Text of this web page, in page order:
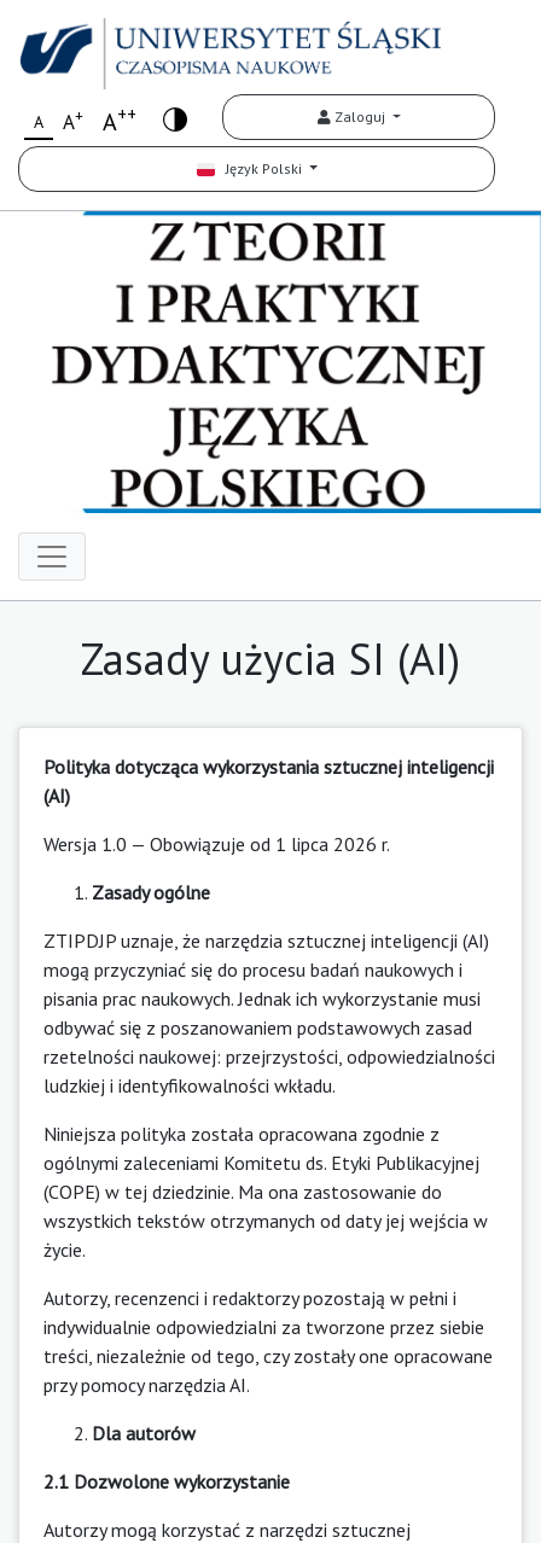
A A+ A++ Zaloguj
Język Polski
Zasady użycia SI (AI)
Polityka dotycząca wykorzystania sztucznej inteligencji
(AI)
Wersja 1.0 — Obowiązuje od 1 lipca 2026 r.
Zasady ogólne
ZTIPDJP uznaje, że narzędzia sztucznej inteligencji (AI)
mogą przyczyniać się do procesu badań naukowych i
pisania prac naukowych. Jednak ich wykorzystanie musi
odbywać się z poszanowaniem podstawowych zasad
rzetelności naukowej: przejrzystości, odpowiedzialności
ludzkiej i identyfikowalności wkładu.
Niniejsza polityka została opracowana zgodnie z
ogólnymi zaleceniami Komitetu ds. Etyki Publikacyjnej
(COPE) w tej dziedzinie. Ma ona zastosowanie do
wszystkich tekstów otrzymanych od daty jej wejścia w
życie.
Autorzy, recenzenci i redaktorzy pozostają w pełni i
indywidualnie odpowiedzialni za tworzone przez siebie
treści, niezależnie od tego, czy zostały one opracowane
przy pomocy narzędzia AI.
Dla autorów
2.1 Dozwolone wykorzystanie
Autorzy mogą korzystać z narzędzi sztucznej